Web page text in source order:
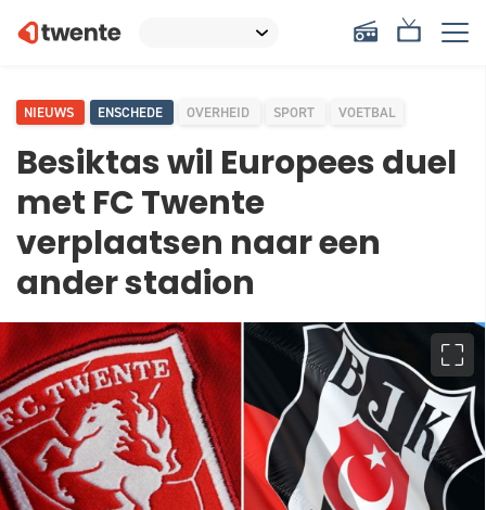
NIEUWS ENSCHEDE OVERHEID SPORT VOETBAL
Besiktas wil Europees duel
met FC Twente
verplaatsen naar een
ander stadion